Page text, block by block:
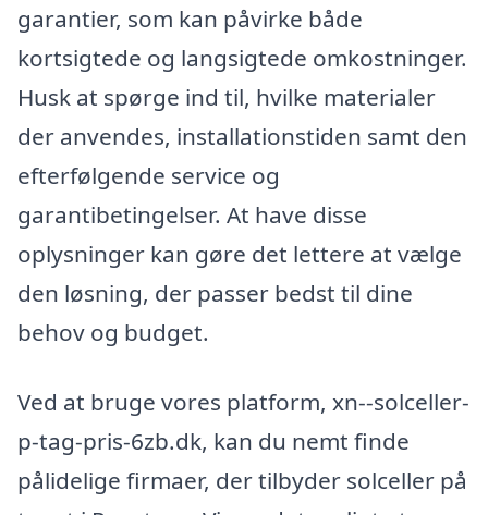
garantier, som kan påvirke både
kortsigtede og langsigtede omkostninger.
Husk at spørge ind til, hvilke materialer
der anvendes, installationstiden samt den
efterfølgende service og
garantibetingelser. At have disse
oplysninger kan gøre det lettere at vælge
den løsning, der passer bedst til dine
behov og budget.
Ved at bruge vores platform, xn--solceller-
p-tag-pris-6zb.dk, kan du nemt finde
pålidelige firmaer, der tilbyder solceller på